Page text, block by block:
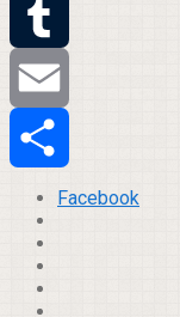
Twitter
Tumblr
Email
Compartilhar
Facebook